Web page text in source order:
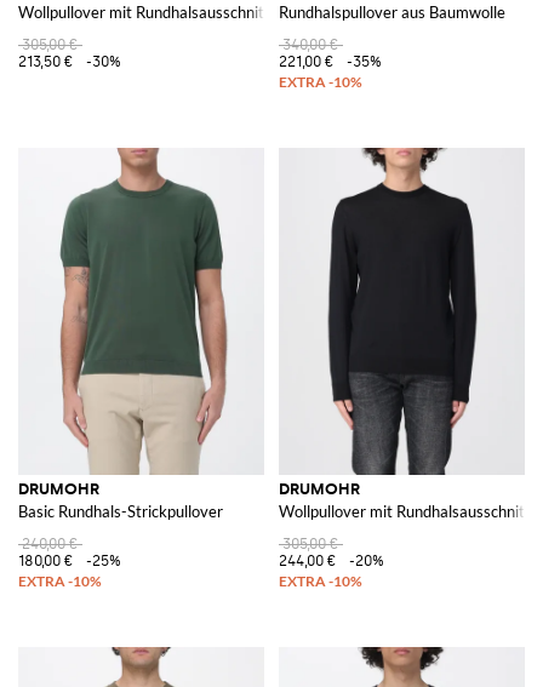
Wollpullover mit Rundhalsausschnitt
305,00 €
213,50 €
-30%
Rundhalspullover aus Baumwolle
340,00 €
221,00 €
-35%
DRUMOHR
Basic Rundhals-Strickpullover
240,00 €
180,00 €
-25%
DRUMOHR
Wollpullover mit Rundhalsausschnitt
305,00 €
244,00 €
-20%